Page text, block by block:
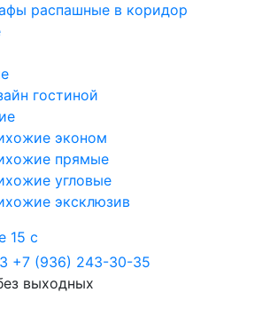
распашные в коридор
гостиной
эконом
прямые
угловые
эксклюзив
15 с
+7 (936) 243-30-35
выходных